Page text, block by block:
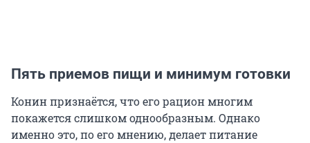
Пять приемов пищи и минимум готовки
Конин признаётся, что его рацион многим
покажется слишком однообразным. Однако
именно это, по его мнению, делает питание